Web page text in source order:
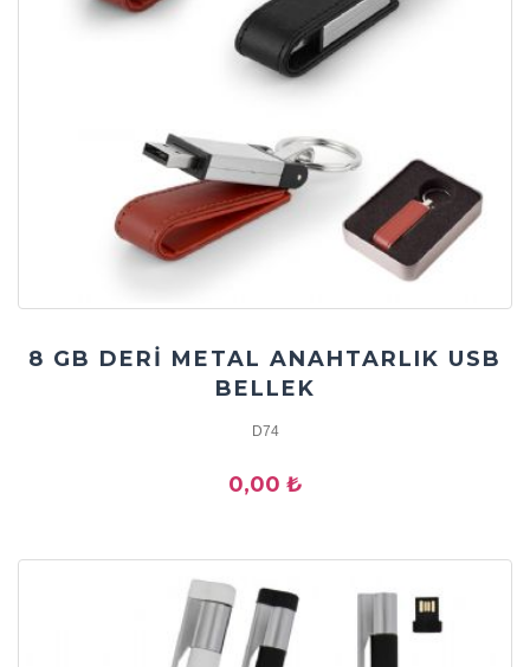
8 GB DERİ METAL ANAHTARLIK USB
BELLEK
D74
0,00 ₺